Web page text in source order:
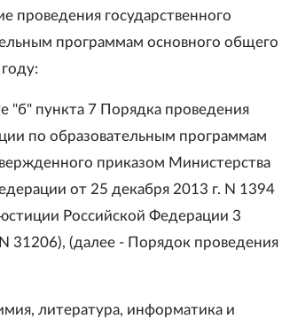
проведения государственного
программам основного общего
"б" пункта 7 Порядка проведения
по образовательным программам
приказом Министерства
от 25 декабря 2013 г. N 1394
Российской Федерации 3
31206), (далее - Порядок проведения
литература, информатика и